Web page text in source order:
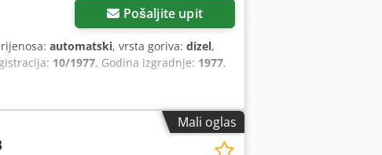
Pošaljite upit
automatski, vrsta goriva: dizel,
10/1977, Godina izgradnje: 1977,
Mali oglas